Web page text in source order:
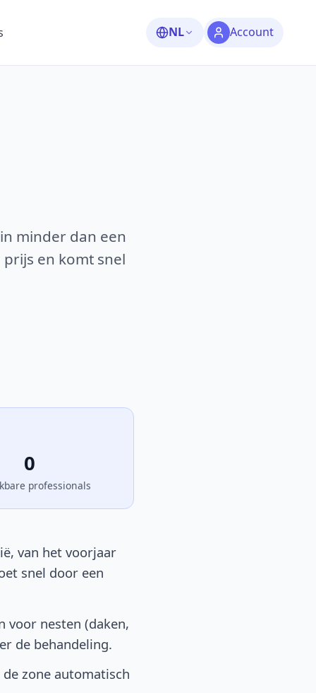
NL Account
minder dan een
en komt snel
0
professionals
van het voorjaar
snel door een
voor nesten (daken,
de behandeling.
zone automatisch